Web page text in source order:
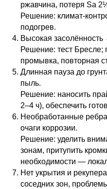
ржавчина, потеря Sa
Решение: климат-
подогрев.
Высокая
Решение: тест
промывка, повторная
Длинная пауза до
пыль.
Решение: наносить
2–4 ч), обеспечить
Необработанные
очаги коррозии.
Решение: уделить
зонам, притупить
необходимости —
Нет укрытия и
соседних зон,